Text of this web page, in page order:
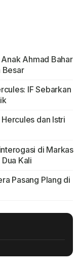
Ahmad Bahar
Besar
IF Sebarkan
dan Istri
di Markas
Kali
Pasang Plang di